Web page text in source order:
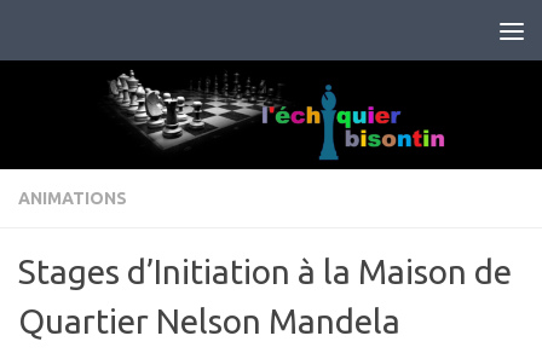
ANIMATIONS
Stages d’Initiation à la Maison de
Quartier Nelson Mandela